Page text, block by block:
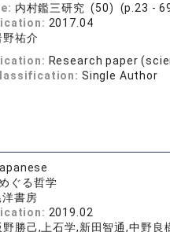
内村鑑三研究 (50) (p.23 -
2017.04
野祐介
Research paper
Single Author
ぐる哲学
洋書房
2019.02
野勝己,上石学,新田智通,中野良